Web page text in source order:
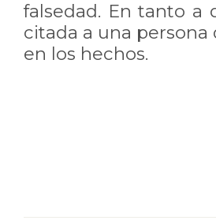
falsedad. En tanto a
citada a una
en los hechos.